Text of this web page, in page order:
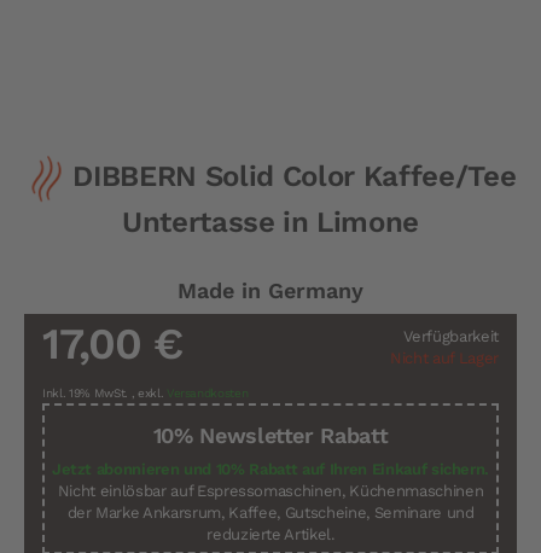
Zum
Anfang
der
DIBBERN Solid Color Kaffee/Tee
Untertasse in Limone
Made in Germany
Verfügbarkeit
Nicht auf Lager
17,00 €
Inkl. 19% MwSt. , exkl. Versandkosten
10% Newsletter Rabatt
Jetzt abonnieren und 10% Rabatt auf Ihren Einkauf sichern.
Nicht einlösbar auf Espressomaschinen, Küchenmaschinen
der Marke Ankarsrum, Kaffee, Gutscheine, Seminare und
reduzierte Artikel.